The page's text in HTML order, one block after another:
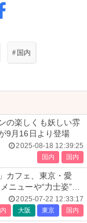
# 国内
の楽しくも妖しい雰
9月16日より登場
2025-08-18 12:39:25
国内 国内
カフェ、東京・愛
ニューや“力士姿”ド
2025-07-22 12:33:17
大阪 東京 国内